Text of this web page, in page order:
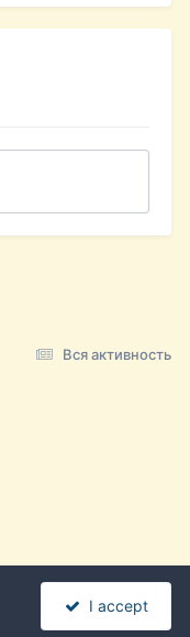
Вся активность
I accept